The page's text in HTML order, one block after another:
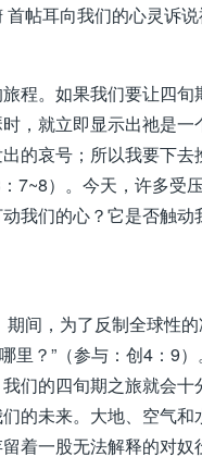
帖耳向我们的心灵诉说
程。如果我们要让四
，就立即显示出祂是
的哀号；所以我要下
7~8）。今天，许多
我们的心？它是否触
间，为了反制全球性
里？”（参与：创4：
们的四旬期之旅就会
的未来。大地、空气
着一股无法解释的对